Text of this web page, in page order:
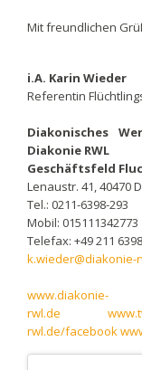
Mit freundlichen
i.A. Karin Wieder
Referentin
Diakonisches
Diakonie RWL
Geschäftsfeld
Lenaustr. 41, 40470
Tel.: 0211-6398-293
Mobil: 015111342773
Telefax: +49 211
k.wieder@diakonie-
www.diakonie-
rwl.de
rwl.de/facebook